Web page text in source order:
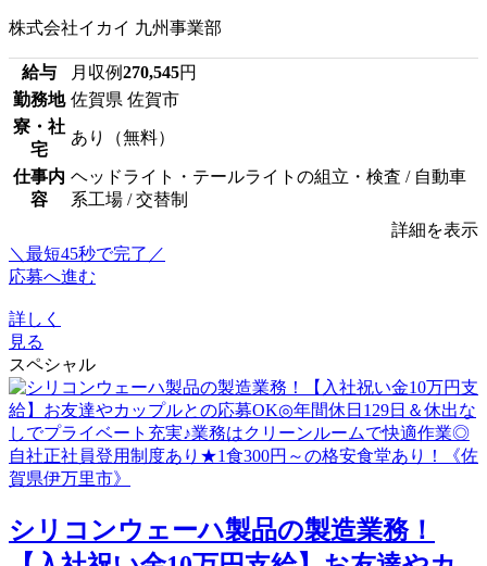
株式会社イカイ 九州事業部
給与 月収例270,545円
勤務地 佐賀県 佐賀市
寮・社
宅
あり（無料）
仕事内
容
ヘッドライト・テールライトの組立・検査 / 自動車
系工場 / 交替制
詳細を表示
＼最短45秒で完了／
応募へ進む
詳しく
見る
スペシャル
シリコンウェーハ製品の製造業務！